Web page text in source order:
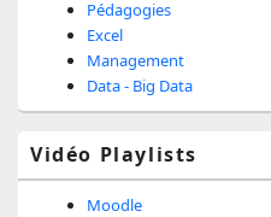
Pédagogies
Excel
Management
Data - Big Data
Vidéo Playlists
Moodle